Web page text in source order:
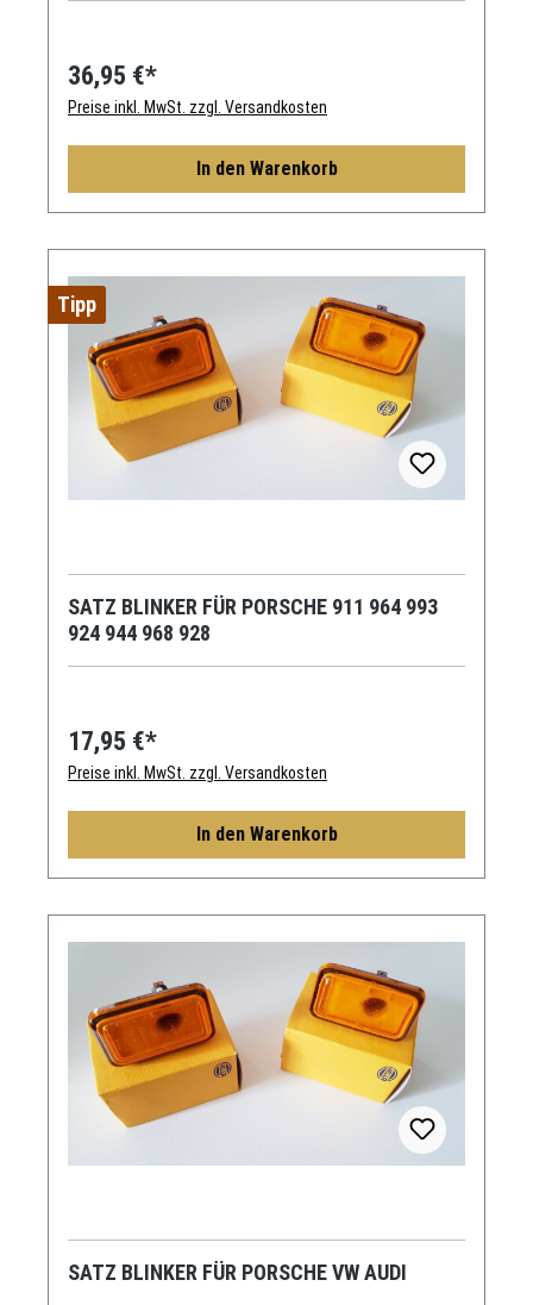
36,95 €*
Preise inkl. MwSt. zzgl. Versandkosten
In den Warenkorb
Tipp
SATZ BLINKER FÜR PORSCHE 911 964 993
924 944 968 928
17,95 €*
Preise inkl. MwSt. zzgl. Versandkosten
In den Warenkorb
SATZ BLINKER FÜR PORSCHE VW AUDI